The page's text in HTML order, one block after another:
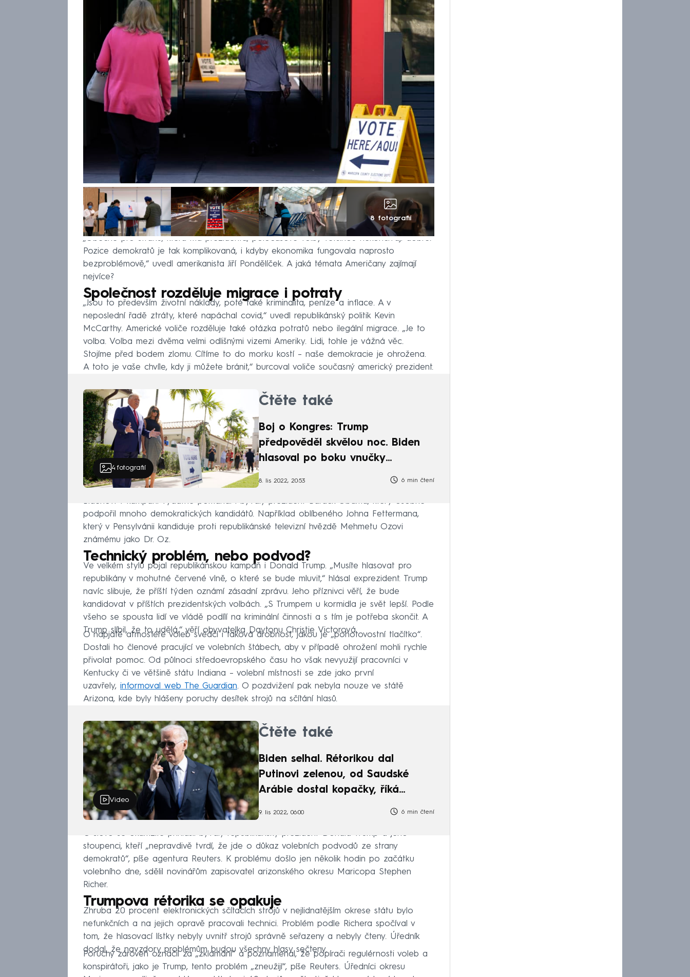
8 fotografií
„Obecně pro stranu, která má prezidenta, poločasové volby většinou nekončívají dobře.
Pozice demokratů je tak komplikovaná, i kdyby ekonomika fungovala naprosto
bezproblémově,“ uvedl amerikanista Jiří Pondělíček. A jaká témata Američany zajímají
nejvíce?
Společnost rozděluje migrace i potraty
„Jsou to především životní náklady, poté také kriminalita, peníze a inflace. A v
neposlední řadě ztráty, které napáchal covid,“ uvedl republikánský politik Kevin
McCarthy. Americké voliče rozděluje také otázka potratů nebo ilegální migrace. „Je to
volba. Volba mezi dvěma velmi odlišnými vizemi Ameriky. Lidi, tohle je vážná věc.
Stojíme před bodem zlomu. Cítíme to do morku kostí – naše demokracie je ohrožena.
A toto je vaše chvíle, kdy ji můžete bránit,“ burcoval voliče současný americký prezident.
4 fotografií
Čtěte také
Boj o Kongres: Trump
předpověděl skvělou noc. Biden
hlasoval po boku vnučky
8. lis 2022, 20:53 6 min čtení
Bidenovi v kampani vydatně pomáhal i bývalý prezident Barack Obama, který osobně
podpořil mnoho demokratických kandidátů. Například oblíbeného Johna Fettermana,
který v Pensylvánii kandiduje proti republikánské televizní hvězdě Mehmetu Ozovi
známému jako Dr. Oz.
Technický problém, nebo podvod?
Ve velkém stylu pojal republikánskou kampaň i Donald Trump. „Musíte hlasovat pro
republikány v mohutné červené vlně, o které se bude mluvit,“ hlásal exprezident. Trump
navíc slibuje, že příští týden oznámí zásadní zprávu. Jeho příznivci věří, že bude
kandidovat v příštích prezidentských volbách. „S Trumpem u kormidla je svět lepší. Podle
všeho se spousta lidí ve vládě podílí na kriminální činnosti a s tím je potřeba skončit. A
Trump slíbil, že to udělá,“ věří obyvatelka Daytonu Christie Victorová.
O napjaté atmosféře voleb svědčí i taková drobnost, jakou je „pohotovostní tlačítko“.
Dostali ho členové pracující ve volebních štábech, aby v případě ohrožení mohli rychle
přivolat pomoc. Od půlnoci středoevropského času ho však nevyužijí pracovníci v
Kentucky či ve většině státu Indiana – volební místnosti se zde jako první
uzavřely, informoval web The Guardian. O pozdvižení pak nebyla nouze ve státě
Arizona, kde byly hlášeny poruchy desítek strojů na sčítání hlasů.
Video
Čtěte také
Biden selhal. Rétorikou dal
Putinovi zelenou, od Saudské
Arábie dostal kopačky, říká
9. lis 2022, 06:00 6 min čtení
O slovo se okamžitě přihlásil bývalý republikánský prezident Donald Trump a jeho
stoupenci, kteří „nepravdivě tvrdí, že jde o důkaz volebních podvodů ze strany
demokratů“, píše agentura Reuters. K problému došlo jen několik hodin po začátku
volebního dne, sdělil novinářům zapisovatel arizonského okresu Maricopa Stephen
Richer.
Trumpova rétorika se opakuje
Zhruba 20 procent elektronických sčítacích strojů v nejlidnatějším okrese státu bylo
nefunkčních a na jejich opravě pracovali technici. Problém podle Richera spočíval v
tom, že hlasovací lístky nebyly uvnitř strojů správně seřazeny a nebyly čteny. Úředník
dodal, že navzdory problémům budou všechny hlasy sečteny.
Poruchy zároveň označil za „zklamání“ a poznamenal, že popírači regulérnosti voleb a
konspirátoři, jako je Trump, tento problém „zneužijí“, píše Reuters. Úředníci okresu